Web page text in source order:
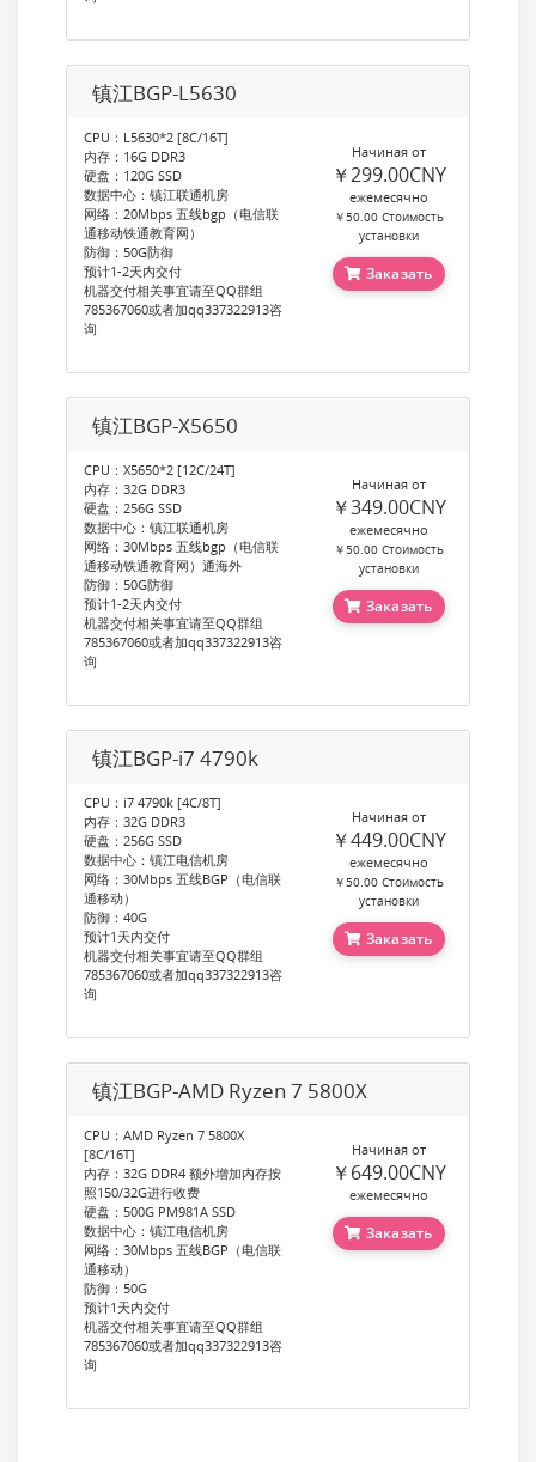
镇江BGP-L5630
CPU：L5630*2 [8C/16T]
内存：16G DDR3
硬盘：120G SSD
数据中心：镇江联通机房
网络：20Mbps 五线bgp（电信联
通移动铁通教育网）
防御：50G防御
预计1-2天内交付
机器交付相关事宜请至QQ群组
785367060或者加qq337322913咨
询
Начиная от
￥299.00CNY
ежемесячно
￥50.00 Стоимость
установки
Заказать
镇江BGP-X5650
CPU：X5650*2 [12C/24T]
内存：32G DDR3
硬盘：256G SSD
数据中心：镇江联通机房
网络：30Mbps 五线bgp（电信联
通移动铁通教育网）通海外
防御：50G防御
预计1-2天内交付
机器交付相关事宜请至QQ群组
785367060或者加qq337322913咨
询
Начиная от
￥349.00CNY
ежемесячно
￥50.00 Стоимость
установки
Заказать
镇江BGP-i7 4790k
CPU：i7 4790k [4C/8T]
内存：32G DDR3
硬盘：256G SSD
数据中心：镇江电信机房
网络：30Mbps 五线BGP（电信联
通移动）
防御：40G
预计1天内交付
机器交付相关事宜请至QQ群组
785367060或者加qq337322913咨
询
Начиная от
￥449.00CNY
ежемесячно
￥50.00 Стоимость
установки
Заказать
镇江BGP-AMD Ryzen 7 5800X
CPU：AMD Ryzen 7 5800X
[8C/16T]
内存：32G DDR4 额外增加内存按
照150/32G进行收费
硬盘：500G PM981A SSD
数据中心：镇江电信机房
网络：30Mbps 五线BGP（电信联
通移动）
防御：50G
预计1天内交付
机器交付相关事宜请至QQ群组
785367060或者加qq337322913咨
询
Начиная от
￥649.00CNY
ежемесячно
Заказать